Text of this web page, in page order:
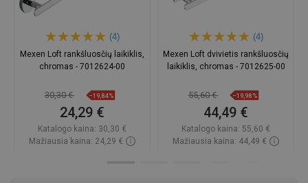
(4)
Mexen Loft rankšluosčių laikiklis,
chromas - 7012624-00
30,30 € −19,84%
24,29 €
Katalogo kaina: 30,30 €
Mažiausia kaina: 24,29 €
(4)
Mexen Loft dvivietis rankšluosčių
laikiklis, chromas - 7012625-00
55,60 € −19,98%
44,49 €
Katalogo kaina: 55,60 €
Mažiausia kaina: 44,49 €